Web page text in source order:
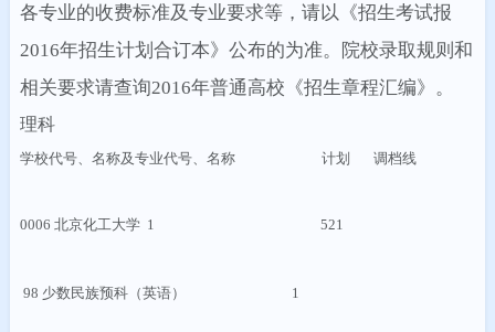
各专业的收费标准及专业要求等，请以《招生考试报
2016年招生计划合订本》公布的为准。院校录取规则和
相关要求请查询2016年普通高校《招生章程汇编》。
理科
学校代号、名称及专业代号、名称 计划 调档线
0006 北京化工大学 1 521
98 少数民族预科（英语） 1